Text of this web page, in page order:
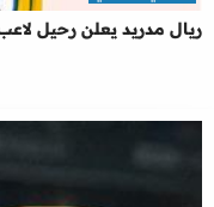
ريال مدريد يعلن رحيل